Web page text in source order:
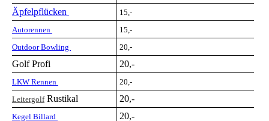
Äpfelpflücken
15,-
Autorennen
15,-
Outdoor Bowling
20,-
Golf Profi 20,-
LKW Rennen
20,-
LeitergolfRustikal 20,-
Kegel Billard 20,-